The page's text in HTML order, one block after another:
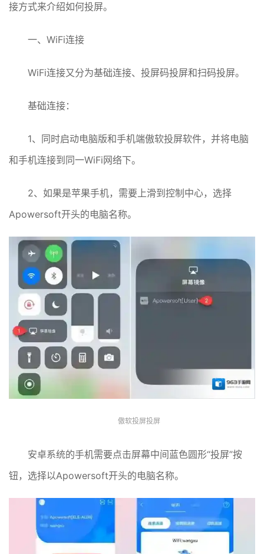
接方式来介绍如何投屏。
一、WiFi连接
WiFi连接又分为基础连接、投屏码投屏和扫码投屏。
基础连接：
1、同时启动电脑版和手机端傲软投屏软件，并将电脑
和手机连接到同一WiFi网络下。
2、如果是苹果手机，需要上滑到控制中心，选择
Apowersoft开头的电脑名称。
傲软投屏投屏
安卓系统的手机需要点击屏幕中间蓝色圆形“投屏”按
钮，选择以Apowersoft开头的电脑名称。